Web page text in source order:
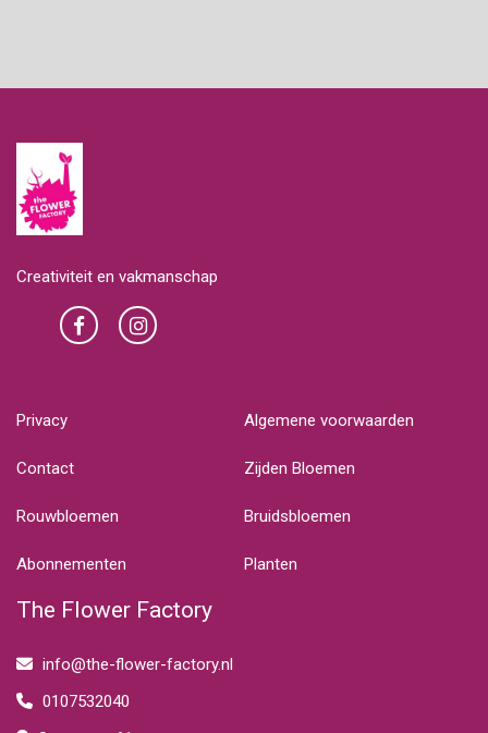
Creativiteit en vakmanschap
Privacy Algemene voorwaarden
Contact Zijden Bloemen
Rouwbloemen Bruidsbloemen
Abonnementen Planten
The Flower Factory
info@the-flower-factory.nl
0107532040